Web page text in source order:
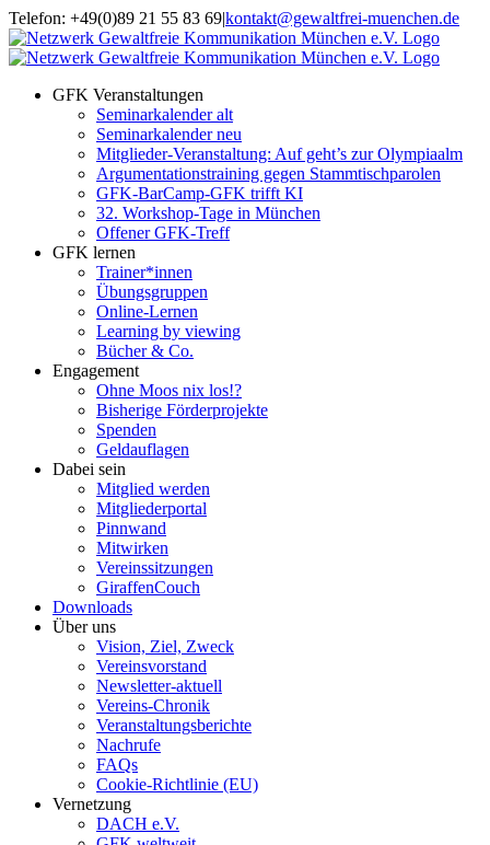
Zum
Inhalt
springen
Telefon: +49(0)89 21 55 83 69|kontakt@gewaltfrei-muenchen.de
Einloggen
Seminarkalender
Infos
zum
GFK Veranstaltungen
Seminarkalender alt
Seminarkalender neu
Mitglieder-Veranstaltung: Auf geht’s zur Olympiaalm
Argumentationstraining gegen Stammtischparolen
GFK-BarCamp-GFK trifft KI
32. Workshop-Tage in München
Offener GFK-Treff
GFK lernen
Trainer*innen
Übungsgruppen
Online-Lernen
Learning by viewing
Bücher & Co.
Engagement
Ohne Moos nix los!?
Bisherige Förderprojekte
Spenden
Geldauflagen
Dabei sein
Mitglied werden
Mitgliederportal
Pinnwand
Mitwirken
Vereinssitzungen
GiraffenCouch
Downloads
Über uns
Vision, Ziel, Zweck
Vereinsvorstand
Newsletter-aktuell
Vereins-Chronik
Veranstaltungsberichte
Nachrufe
FAQs
Cookie-Richtlinie (EU)
Vernetzung
DACH e.V.